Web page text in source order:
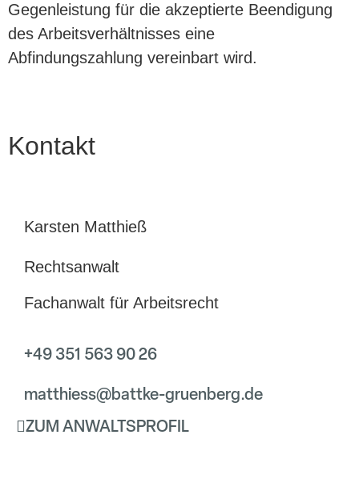
Gegenleistung für die akzeptierte Beendigung
des Arbeitsverhältnisses eine
Abfindungszahlung vereinbart wird.
Kontakt
Karsten Matthieß
Rechtsanwalt
Fachanwalt für Arbeitsrecht
+49 351 563 90 26
matthiess@battke-gruenberg.de
ZUM ANWALTSPROFIL